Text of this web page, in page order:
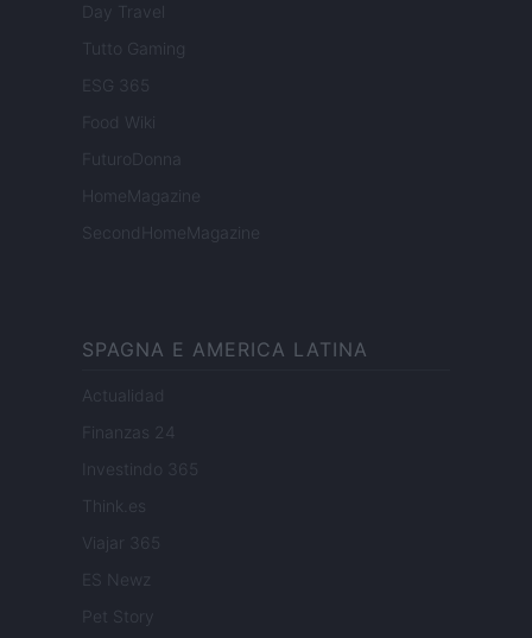
Day Travel
Tutto Gaming
ESG 365
Food Wiki
FuturoDonna
HomeMagazine
SecondHomeMagazine
SPAGNA E AMERICA LATINA
Actualidad
Finanzas 24
Investindo 365
Think.es
Viajar 365
ES Newz
Pet Story